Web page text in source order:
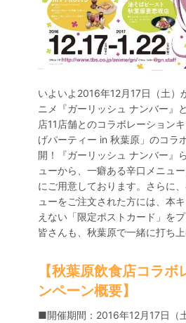
いよいよ2016年12月17日（土）
ニメ『ガーリッシュ ナンバー』
店11店舗とのコラボレーション
げパーティー in 秋葉原」のコラ
開！『ガーリッシュ ナンバー』
ューから、一癖ある辛口メニュ
にご用意しております。さらに
ューをご注文された方には、本
えない「限定ポストカード」を
皆さんも、秋葉原で一緒に打ち
【秋葉原飲食店コラボ
ンペーン概要】
■開催期間：2016年12月17日（